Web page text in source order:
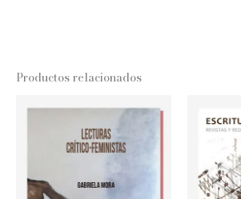
Productos relacionados